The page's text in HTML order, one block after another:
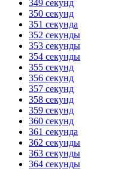
349 секунд
350 секунд
351 секунда
352 секунды
353 секунды
354 секунды
355 секунд
356 секунд
357 секунд
358 секунд
359 секунд
360 секунд
361 секунда
362 секунды
363 секунды
364 секунды